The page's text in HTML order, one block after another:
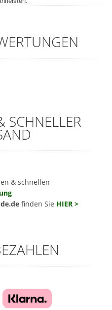
SCHNELLER
& schnellen
finden Sie HIER >